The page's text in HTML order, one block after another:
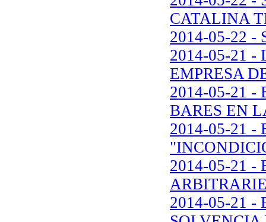
CATALINA
2014-05-22 -
2014-05-21 -
EMPRESA
2014-05-21 -
BARES EN
2014-05-21 -
2014-05-21 -
2014-05-21 -